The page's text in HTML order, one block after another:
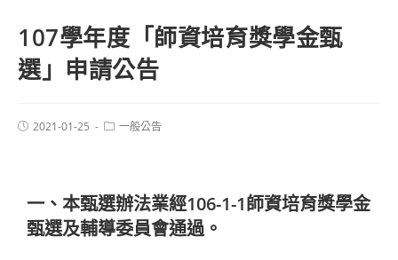
107學年度「師資培育獎學金甄
選」申請公告
2021-01-25 一般公告
一、本甄選辦法業經106-1-1師資培育獎學金
甄選及輔導委員會通過。